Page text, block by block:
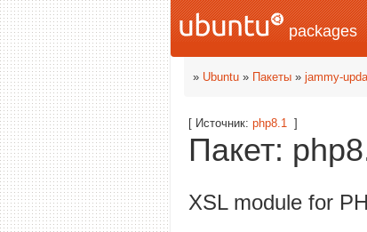
packages
» Ubuntu » Пакеты » jammy-
[ Источник: php8.1 ]
Пакет:
XSL module for